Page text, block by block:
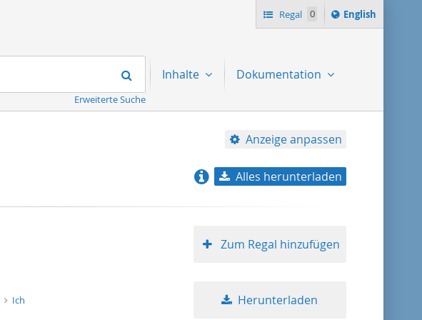
Regal 0
Switch
language
English
Suchen
Erweiterte Suche
Inhalte Dokumentation
Anzeige anpassen
Titel aufsteigend
Alles herunterladen
Ich
Zum Regal hinzufügen
Herunterladen